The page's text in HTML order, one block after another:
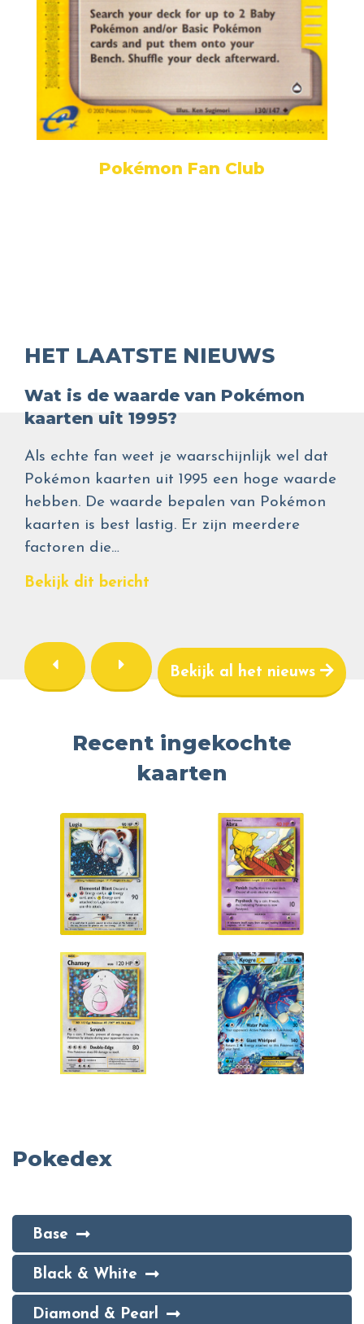
Pokémon Fan Club
HET LAATSTE NIEUWS
Wat is de waarde van Pokémon
kaarten uit 1995?
Als echte fan weet je waarschijnlijk wel dat
Pokémon kaarten uit 1995 een hoge waarde
hebben. De waarde bepalen van Pokémon
kaarten is best lastig. Er zijn meerdere
factoren die…
Bekijk dit bericht
Bekijk al het nieuws
Recent ingekochte
kaarten
Pokedex
Base
Black & White
Diamond & Pearl